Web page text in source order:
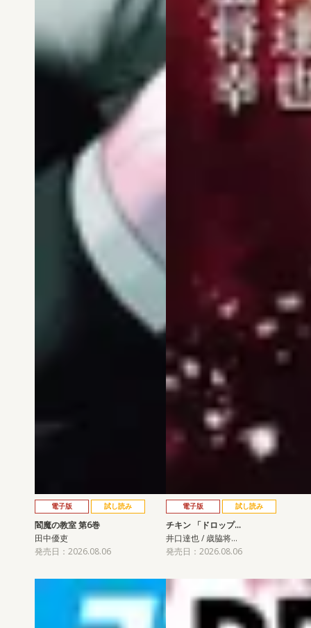
電子版 試し読み
閻魔の教室 第6巻
田中優吏
発売日：2026.08.06
電子版 試し読み
チキン 「ドロップ…
井口達也 / 歳脇将…
発売日：2026.08.06